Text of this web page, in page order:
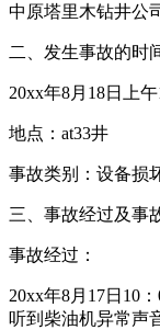
中原塔里木钻井公
二、发生事故的时
20xx年8月18日上
地点：at33井
事故类别：设备损
三、事故经过及事
事故经过：
20xx年8月17日10
听到柴油机异常声